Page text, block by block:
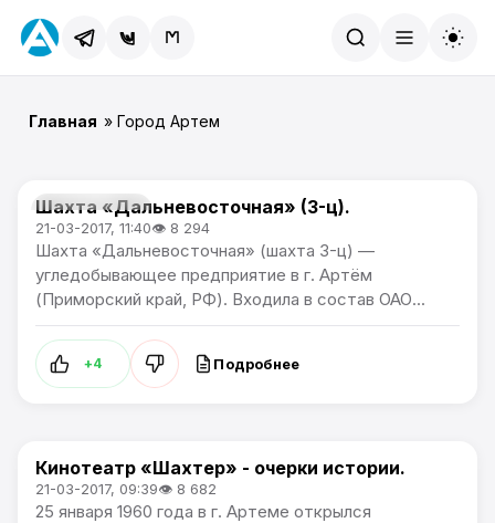
Главная » Город Артем
Город Артем
Шахта «Дальневосточная» (3-ц).
21-03-2017, 11:40👁 8 294
Шахта «Дальневосточная» (шахта 3-ц) —
угледобывающее предприятие в г. Артём
(Приморский край, РФ). Входила в состав ОАО...
+4 Подробнее
Город Артем
Кинотеатр «Шахтер» - очерки истории.
21-03-2017, 09:39👁 8 682
25 января 1960 года в г. Артеме открылся